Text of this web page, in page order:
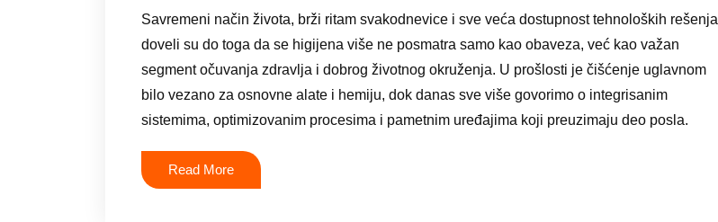
Savremeni način života, brži ritam svakodnevice i sve veća dostupnost tehnoloških rešenja
doveli su do toga da se higijena više ne posmatra samo kao obaveza, već kao važan
segment očuvanja zdravlja i dobrog životnog okruženja. U prošlosti je čišćenje uglavnom
bilo vezano za osnovne alate i hemiju, dok danas sve više govorimo o integrisanim
sistemima, optimizovanim procesima i pametnim uređajima koji preuzimaju deo posla.
Read More